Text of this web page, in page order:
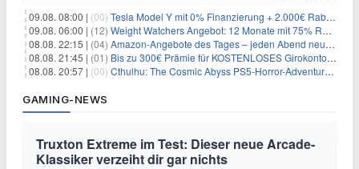
09.08. 08:00 | (00) Tesla Model Y mit 0% Finanzierung + 2.000€ Rabatt für 38.970€
09.08. 06:00 | (12) Weight Watchers Angebot: 12 Monate mit 75% Rabatt ab 6,25€/Monat
08.08. 22:15 | (04) Amazon-Angebote des Tages – jeden Abend neue Deals zum Stöbern
08.08. 21:45 | (01) Bis zu 300€ Prämie für KOSTENLOSES Girokonto bei der Santander – 50€ schon nach 1 Woche!
08.08. 20:57 | (00) Cthulhu: The Cosmic Abyss PS5-Horror-Adventure für 27,99€
GAMING-NEWS
Truxton Extreme im Test: Dieser neue Arcade-
Klassiker verzeiht dir gar nichts